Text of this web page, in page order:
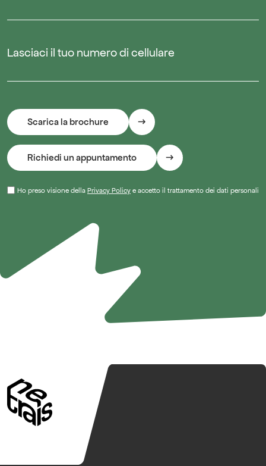
Lasciaci il tuo numero di cellulare
Ho preso visione della Privacy Policy e accetto il trattamento dei dati personali